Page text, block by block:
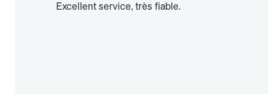
Excellent service, très fiable.